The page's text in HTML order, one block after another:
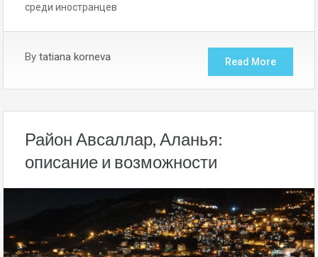
среди иностранцев
By tatiana korneva Read More
Район Авсаллар, Аланья:
описание и возможности